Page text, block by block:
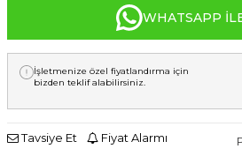
WHATSAPP
İşletmenize özel fiyatlandırma için
bizden teklif alabilirsiniz.
Tavsiye Et Fiyat Alarmı